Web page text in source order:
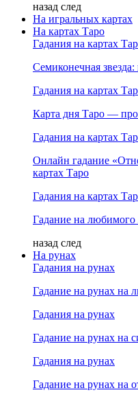
назад след
На игральных картах
На картах Таро
Гадания на картах
Семиконечная
Гадания на картах
Карта дня Таро —
Гадания на картах
Онлайн гадание
картах Таро
Гадания на картах
Гадание на
назад след
На рунах
Гадания на рунах
Гадание на рунах на
Гадания на рунах
Гадание на рунах на
Гадания на рунах
Гадание на рунах на